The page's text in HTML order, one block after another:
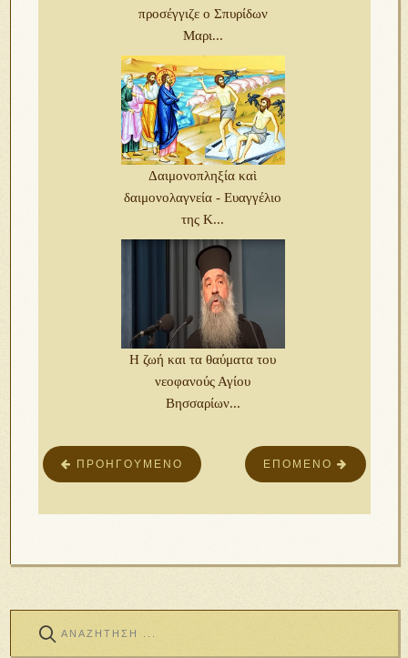
προσέγγιζε ο Σπυρίδων
Μαρι...
Δαιμονοπληξία καὶ
δαιμονολαγνεία - Ευαγγέλιο
της Κ...
Η ζωή και τα θαύματα του
νεοφανούς Αγίου
Βησσαρίων...
ΕΠΌΜΕΝΟ
ΠΡΟΗΓΟΎΜΕΝΟ